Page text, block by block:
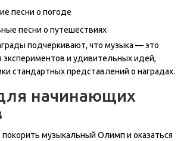
песни о погоде
песни о путешествиях
подчеркивают, что музыка — это
экспериментов и удивительных идей,
стандартных представлений о наградах.
начинающих
музыкальный Олимп и оказаться